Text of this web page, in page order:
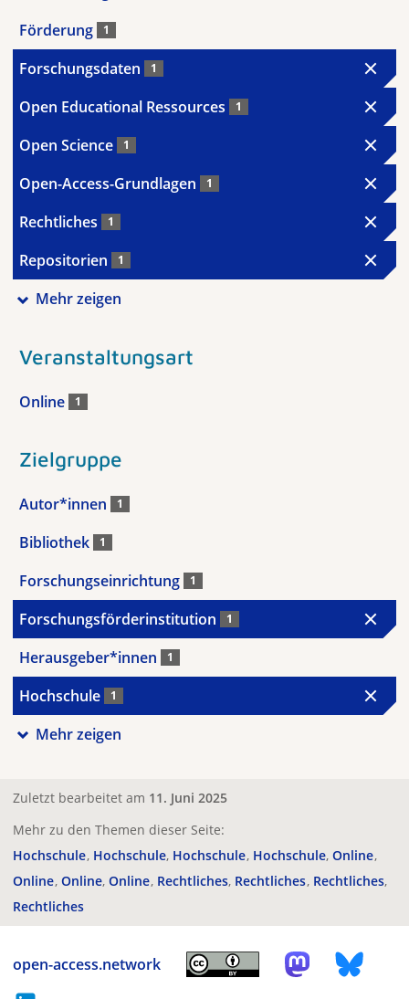
Förderung 1
Forschungsdaten 1
Open Educational Ressources 1
Open Science 1
Open-Access-Grundlagen 1
Rechtliches 1
Repositorien 1
Mehr zeigen
Veranstaltungsart
Online 1
Zielgruppe
Autor*innen 1
Bibliothek 1
Forschungseinrichtung 1
Forschungsförderinstitution 1
Herausgeber*innen 1
Hochschule 1
Mehr zeigen
Zuletzt bearbeitet am 11. Juni 2025
Mehr zu den Themen dieser Seite:
Hochschule Hochschule Hochschule Hochschule Online
Online Online Online Rechtliches Rechtliches Rechtliches
Rechtliches
open-access.network